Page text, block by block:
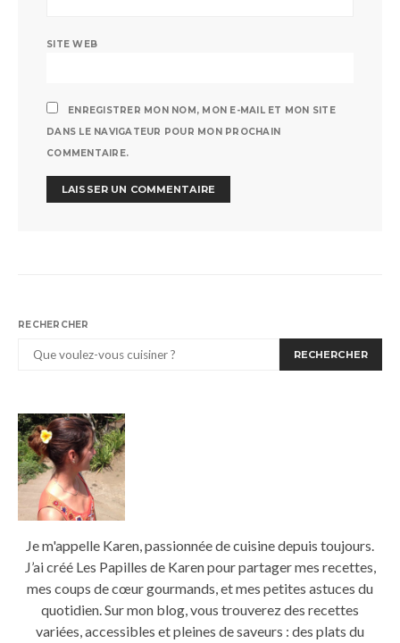
SITE WEB
ENREGISTRER MON NOM, MON E-MAIL ET MON SITE
DANS LE NAVIGATEUR POUR MON PROCHAIN
COMMENTAIRE.
RECHERCHER
RECHERCHER
Je m'appelle Karen, passionnée de cuisine depuis toujours.
J’ai créé Les Papilles de Karen pour partager mes recettes,
mes coups de cœur gourmands, et mes petites astuces du
quotidien. Sur mon blog, vous trouverez des recettes
variées, accessibles et pleines de saveurs : des plats du